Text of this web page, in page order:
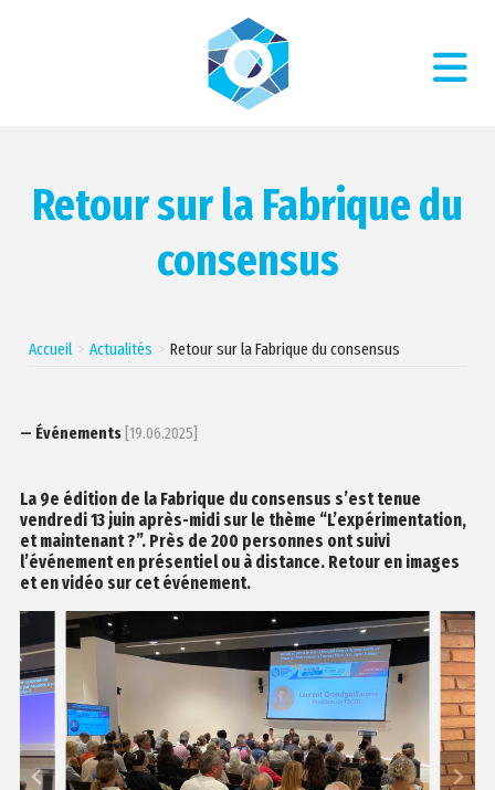
Retour sur la Fabrique du
consensus
Accueil Actualités Retour sur la Fabrique du consensus
— Événements[19.06.2025]
La 9e édition de la Fabrique du consensus s’est tenue
vendredi 13 juin après-midi sur le thème “L’expérimentation,
et maintenant ?”. Près de 200 personnes ont suivi
l’événement en présentiel ou à distance. Retour en images
et en vidéo sur cet événement.